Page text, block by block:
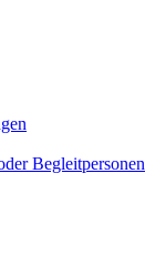
Begleitpersonen